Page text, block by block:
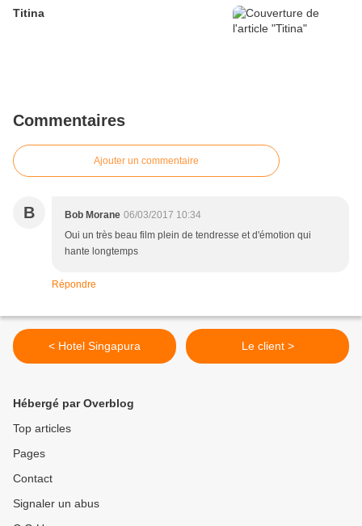
Titina
Commentaires
Ajouter un commentaire
B Bob Morane 06/03/2017 10:34
Oui un très beau film plein de tendresse et d'émotion qui
hante longtemps
Répondre
< Hotel Singapura Le client >
Hébergé par Overblog
Top articles
Pages
Contact
Signaler un abus